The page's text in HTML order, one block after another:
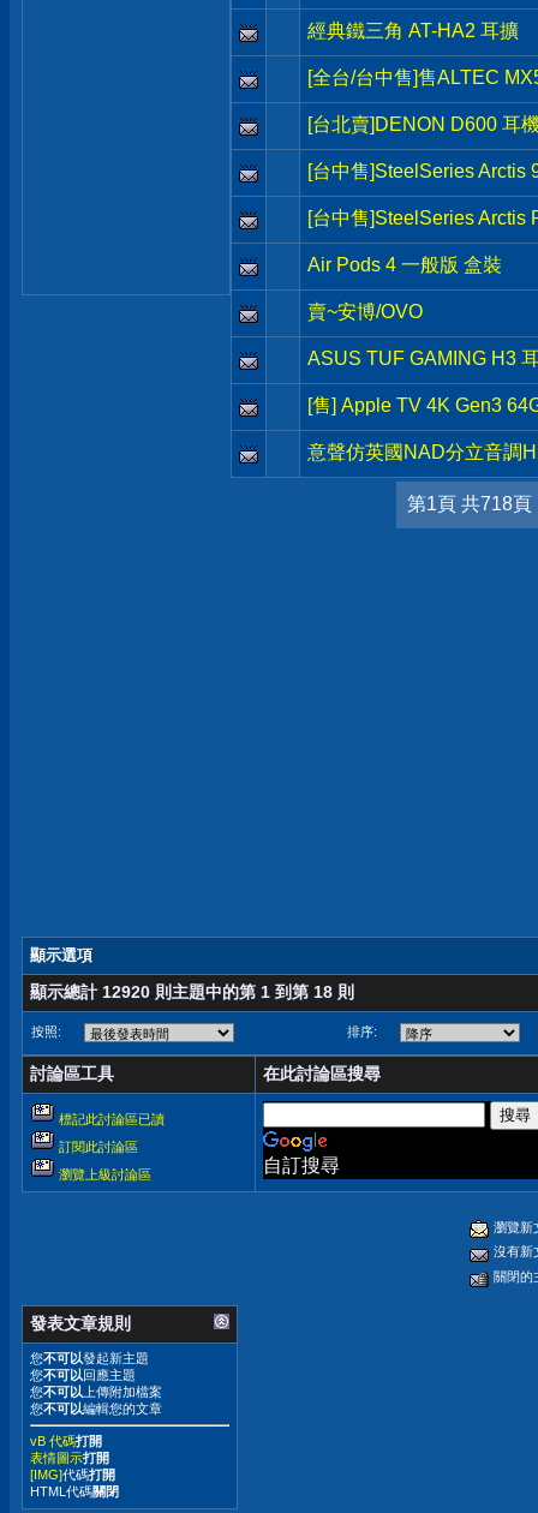
經典鐵三角 AT-HA2 耳擴
[全台/台中售]售ALTEC
[台北賣]DENON D600 耳
[台中售]SteelSeries Arctis
[台中售]SteelSeries Arctis
Air Pods 4 一般版 盒裝
賣~安博/OVO
ASUS TUF GAMING H3
[售] Apple TV 4K Gen3
意聲仿英國NAD分立音調
第1頁 共718頁
顯示選項
顯示總計 12920 則主題中的第 1 到第 18 則
按照: 排序:
討論區工具 在此討論區搜尋
標記此討論區已讀
訂閱此討論區
瀏覽上級討論區
自訂搜尋
瀏覽新
沒有新
關閉的
發表文章規則
您不可以發起新主題
您不可以回應主題
您不可以 上傳附加檔案
您不可以編輯您的文章
vB 代碼打開
表情圖示打開
[IMG]代碼打開
HTML代碼關閉